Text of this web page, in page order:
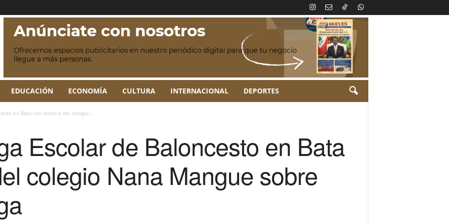
EDUCACIÓN ECONOMÍA CULTURA INTERNACIONAL DEPORTES
en Bata con victoria del colegio...
Escolar de Baloncesto en Bata
colegio Nana Mangue sobre